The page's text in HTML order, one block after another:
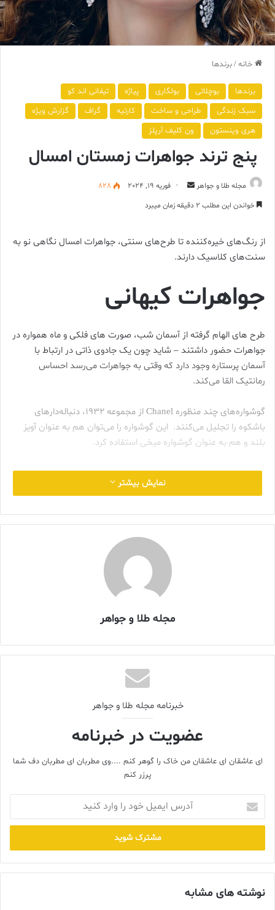
خانه/برندها
برندها بوچلاتی بولگاری پیاژه
تیفانی اند کو
سبک زندگی
طراحی و ساخت کارتیه گراف
گزارش ویژه
هری وینستون
ون کلیف آرپلز
پنج ترند جواهرات زمستان امسال
مجله طلا و جواهر
ارسال فوریه 19, 2024
828
خواندن این مطلب 2 دقیقه زمان میبرد
از رنگ‌های خیره‌کننده تا طرح‌های سنتی، جواهرات امسال نگاهی نو به
سنت‌های کلاسیک دارند.
جواهرات کیهانی
طرح های الهام گرفته از آسمان شب، صورت های فلکی و ماه همواره در
جواهرات حضور داشتند – شاید چون یک جادوی ذاتی در ارتباط با
آسمان پرستاره وجود دارد که وقتی به جواهرات می‌رسد احساس
رمانتیک القا می‌کند.
گوشواره‌های چند منظوره Chanel از مجموعه 1932، دنباله‌دارهای
باشکوه را تجلیل می‌کنند. این گوشواره را می‌توان هم به عنوان آویز
بلند و هم به عنوان گوشواره میخی استفاده کرد.
مهره و نقوش مهره‌دار
گفته می‌شود که مهره‌ها از زمان نئاندرتال ها در هنر استفاده می شده
استفاده قرار گرفت تا بتوان از آنها به عنوان جواهرات استفاده کرد.
چه مهره های واقعی حکاکی شده از سنگ باشد و چه فقط نقش
نمایش بیشتر
مجله طلا و جواهر
خبرنامه مجله طلا و جواهر
عضویت در خبرنامه
ای عاشقان ای عاشقان من خاک را گوهر کنم ....وی مطربان ای مطربان دف شما
پرزر کنم
ایمیل
خود
وارد
کنید
نوشته های مشابه